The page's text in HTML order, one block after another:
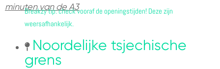
minuten van de A3
Breakzy tip: check vooraf de openingstijden! Deze zijn
weersafhankelijk.
Noordelijke tsjechische
grens